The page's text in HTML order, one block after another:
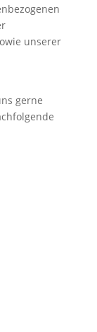
unserer
gerne